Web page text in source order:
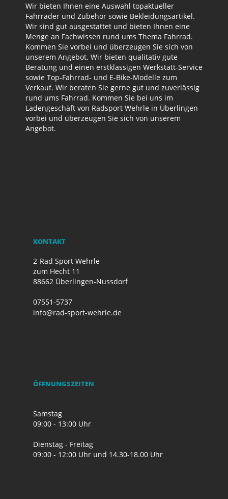
Wir bieten Ihnen eine Auswahl topaktueller
Fahrräder und Zubehör sowie Bekleidungsartikel.
Wir sind gut ausgestattet und bieten Ihnen eine
Menge an Fachwissen rund ums Thema Fahrrad.
Kommen Sie vorbei und überzeugen Sie sich von
unserem Angebot. Wir bieten qualitativ gute
Beratung und einen erstklassigen Werkstatt-Service
sowie Top-Fahrrad- und E-Bike-Modelle zum
Verkauf. Wir beraten Sie gerne gut und zuverlässig
rund ums Fahrrad. Kommen Sie bei uns im
Ladengeschäft von Radsport Wehrle in Überlingen
vorbei und überzeugen Sie sich von unserem
Angebot.
KONTAKT
2-Rad Sport Wehrle
zum Hecht 11
88662 Überlingen-Nussdorf
07551-5737
info@rad-sport-wehrle.de
ÖFFNUNGSZEITEN
Samstag
09:00 - 13:00 Uhr
Dienstag - Freitag
09:00 - 12:00 Uhr und 14.30-18.00 Uhr